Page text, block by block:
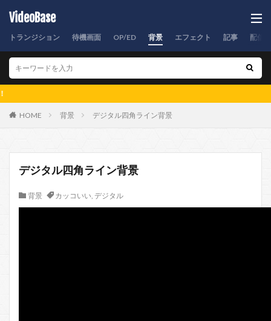
VideoBase
トランジション 待機画面 OP/ED 背景 エフェクト 記事 配信
HOME 背景 デジタル四角ライン背景
デジタル四角ライン背景
背景 カッコいい, デジタル